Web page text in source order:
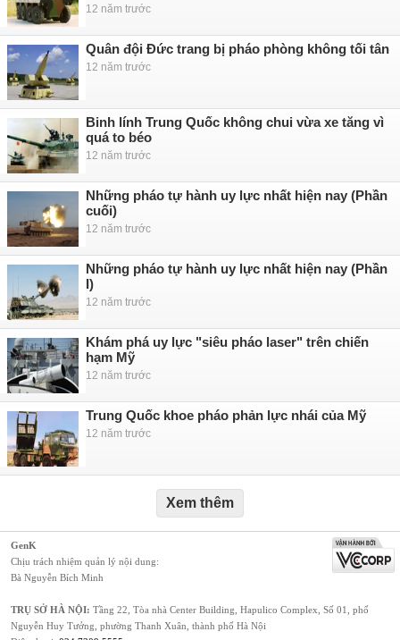
12 năm trước
Quân đội Đức trang bị pháo phòng không tối tân
12 năm trước
Binh lính Trung Quốc không chui vừa xe tăng vì
quá to béo
12 năm trước
Những pháo tự hành uy lực nhất hiện nay (Phần
cuối)
12 năm trước
Những pháo tự hành uy lực nhất hiện nay (Phần
I)
12 năm trước
Khám phá uy lực "siêu pháo laser" trên chiến
hạm Mỹ
12 năm trước
Trung Quốc khoe pháo phản lực nhái của Mỹ
12 năm trước
Xem thêm
GenK
Chịu trách nhiệm quản lý nội dung:
Bà Nguyễn Bích Minh
TRỤ SỞ HÀ NỘI: Tầng 22, Tòa nhà Center Building, Hapulico Complex, Số 01, phố
Nguyễn Huy Tưởng, phường Thanh Xuân, thành phố Hà Nội